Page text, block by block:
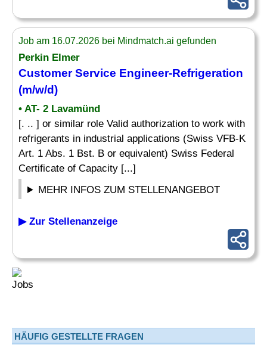
Job am 16.07.2026 bei Mindmatch.ai gefunden
Perkin Elmer
Customer Service Engineer-Refrigeration
(m/w/d)
• AT- 2 Lavamünd
[. .. ] or similar role Valid authorization to work with
refrigerants in industrial applications (Swiss VFB-K
Art. 1 Abs. 1 Bst. B or equivalent) Swiss Federal
Certificate of Capacity [...]
MEHR INFOS ZUM STELLENANGEBOT
▶ Zur Stellenanzeige
HÄUFIG GESTELLTE FRAGEN